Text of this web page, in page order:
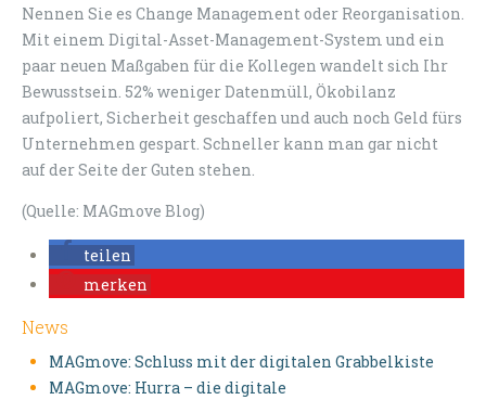
Nennen Sie es Change Management oder Reorganisation.
Mit einem Digital-Asset-Management-System und ein
paar neuen Maßgaben für die Kollegen wandelt sich Ihr
Bewusstsein. 52% weniger Datenmüll, Ökobilanz
aufpoliert, Sicherheit geschaffen und auch noch Geld fürs
Unternehmen gespart. Schneller kann man gar nicht
auf der Seite der Guten stehen.
(Quelle: MAGmove Blog)
teilen
merken
News
MAGmove: Schluss mit der digitalen Grabbelkiste
MAGmove: Hurra – die digitale